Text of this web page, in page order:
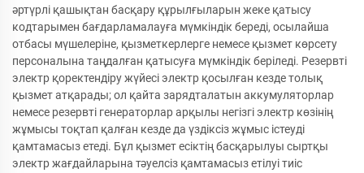
әртүрлі қашықтан басқару құрылғыларын жеке қатысу
кодтарымен бағдарламалауға мүмкіндік береді, осылайша
отбасы мүшелеріне, қызметкерлерге немесе қызмет көрсету
персоналына таңдалған қатысуға мүмкіндік беріледі. Резервті
электр қоректендіру жүйесі электр қосылған кезде толық
қызмет атқарады; ол қайта зарядталатын аккумуляторлар
немесе резервті генераторлар арқылы негізгі электр көзінің
жұмысы тоқтап қалған кезде да үздіксіз жұмыс істеуді
қамтамасыз етеді. Бұл қызмет есіктің басқарылуы сыртқы
электр жағдайларына тәуелсіз қамтамасыз етілуі тиіс